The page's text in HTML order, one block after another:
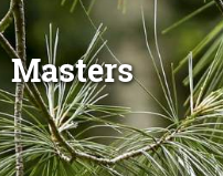
Masters